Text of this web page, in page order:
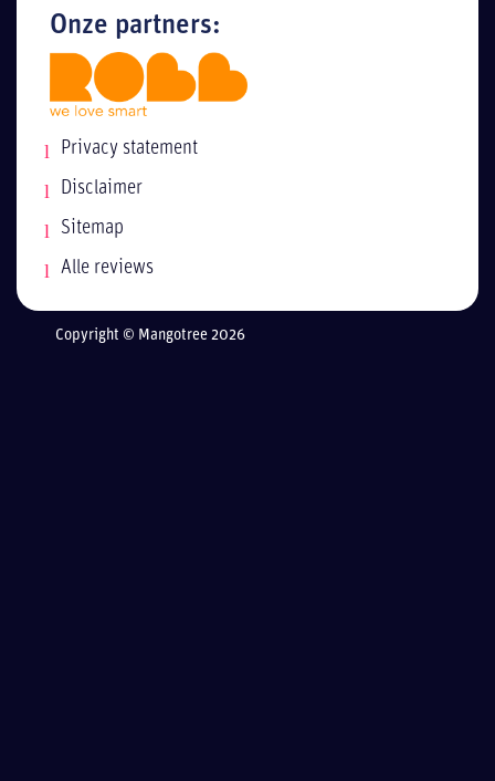
Onze partners:
Privacy statement
Disclaimer
Sitemap
Alle reviews
Copyright © Mangotree 2026